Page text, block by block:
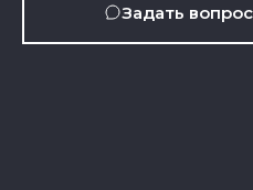
Задать вопрос